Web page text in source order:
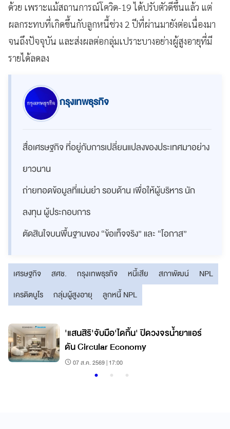
ด้วย เพราะแม้สถานการณ์โควิด-19 ได้ปรับตัวดีขึ้นแล้ว แต่
ผลกระทบที่เกิดขึ้นกับลูกหนี้ช่วง 2 ปีที่ผ่านมายังต่อเนื่องมา
จนถึงปัจจุบัน และส่งผลต่อกลุ่มเปราะบางอย่างผู้สูงอายุที่มี
รายได้ลดลง
กรุงเทพธุรกิจ
สื่อเศรษฐกิจ ที่อยู่กับการเปลี่ยนแปลงของประเทศมาอย่าง
ยาวนาน
ถ่ายทอดข้อมูลที่แม่นยำ รอบด้าน เพื่อให้ผู้บริหาร นัก
ลงทุน ผู้ประกอบการ
ตัดสินใจบนพื้นฐานของ “ข้อเท็จจริง” และ “โอกาส”
เศรษฐกิจ สศช. กรุงเทพธุรกิจ หนี้เสีย สภาพัฒน์
NPL
เครดิตบูโร
กลุ่มผู้สูงอายุ ลูกหนี้ NPL
'แสนสิริ'จับมือ'ไดกิ้น' ปิดวงจรน้ำยาแอร์
ดัน Circular Economy
07 ส.ค. 2569 | 17:00